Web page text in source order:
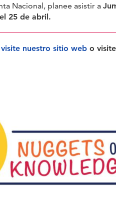
Nacional, planee asistir a
25 de abril.
visite nuestro sitio web o visite